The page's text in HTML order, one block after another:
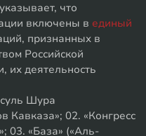
что
включены в единый
признанных в
Российской
их деятельность
Шура
02. «Конгресс
03. «База» («Аль-